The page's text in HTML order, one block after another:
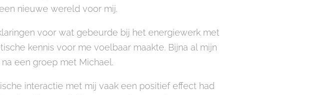
nieuwe wereld voor mij.
voor wat gebeurde bij het energiewerk met
kennis voor me voelbaar maakte. Bijna al mijn
een groep met Michael.
interactie met mij vaak een positief effect had